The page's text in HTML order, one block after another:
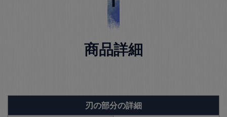
商品詳細
刃の部分の詳細